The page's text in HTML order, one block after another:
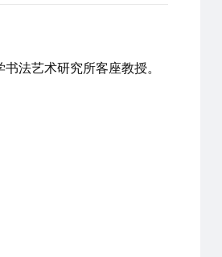
法艺术研究所客座教授。